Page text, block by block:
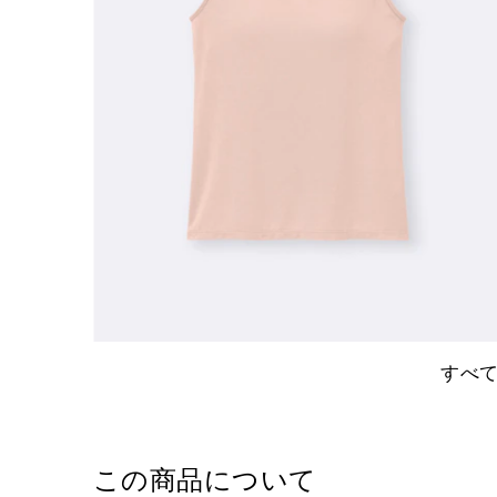
すべ
この商品について